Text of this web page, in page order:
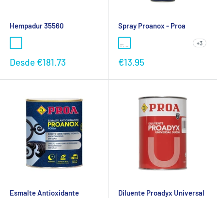
Hempadur 35560
Preço
Desde €181.73
Spray Proanox - Proa
+3
Preço
€13.95
Esmalte Antioxidante
Diluente Proadyx Universal